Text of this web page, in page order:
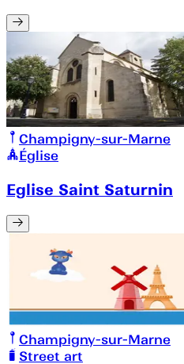
Champigny-sur-Marne
Église
Eglise Saint Saturnin
Champigny-sur-Marne
Street art